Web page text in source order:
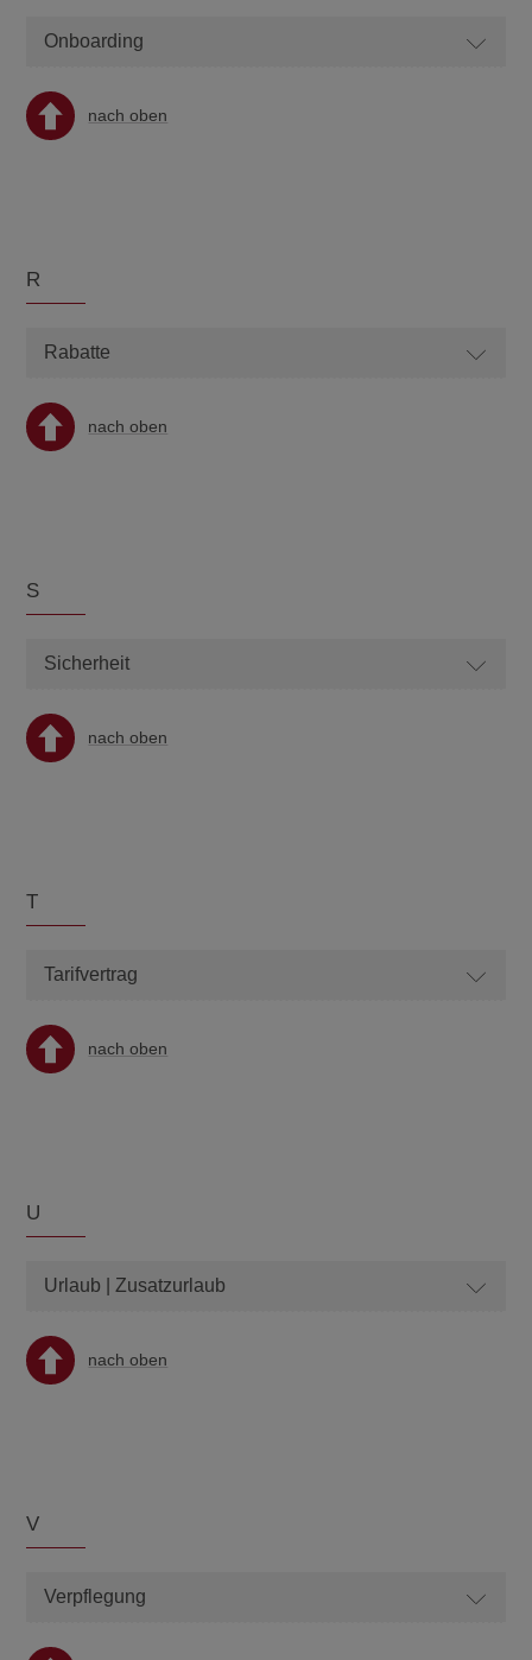
Onboarding
nach oben
R
Rabatte
nach oben
S
Sicherheit
nach oben
T
Tarifvertrag
nach oben
U
Urlaub | Zusatzurlaub
nach oben
V
Verpflegung